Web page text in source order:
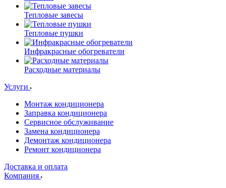
Тепловые завесы
Тепловые пушки
Инфракрасные обогреватели
Расходные материалы
Услуги
Монтаж кондиционера
Заправка кондиционера
Сервисное обслуживание
Замена кондиционера
Демонтаж кондиционера
Ремонт кондиционера
Доставка и оплата
Компания